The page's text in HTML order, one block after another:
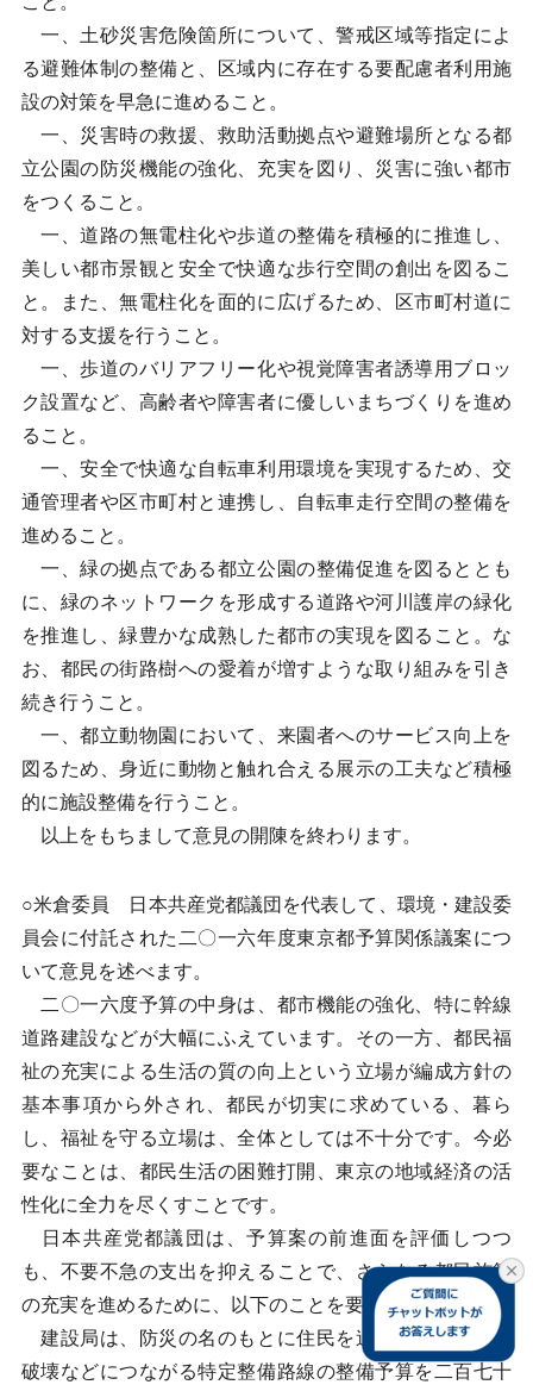
一、土砂災害危険箇所について、警戒区域等指定によ
る避難体制の整備と、区域内に存在する要配慮者利用施
設の対策を早急に進めること。
一、災害時の救援、救助活動拠点や避難場所となる都
立公園の防災機能の強化、充実を図り、災害に強い都市
をつくること。
一、道路の無電柱化や歩道の整備を積極的に推進し、
美しい都市景観と安全で快適な歩行空間の創出を図るこ
と。また、無電柱化を面的に広げるため、区市町村道に
対する支援を行うこと。
一、歩道のバリアフリー化や視覚障害者誘導用ブロッ
ク設置など、高齢者や障害者に優しいまちづくりを進め
ること。
一、安全で快適な自転車利用環境を実現するため、交
通管理者や区市町村と連携し、自転車走行空間の整備を
進めること。
一、緑の拠点である都立公園の整備促進を図るととも
に、緑のネットワークを形成する道路や河川護岸の緑化
を推進し、緑豊かな成熟した都市の実現を図ること。な
お、都民の街路樹への愛着が増すような取り組みを引き
続き行うこと。
一、都立動物園において、来園者へのサービス向上を
図るため、身近に動物と触れ合える展示の工夫など積極
的に施設整備を行うこと。
以上をもちまして意見の開陳を終わります。
○米倉委員 日本共産党都議団を代表して、環境・建設委
員会に付託された二〇一六年度東京都予算関係議案につ
いて意見を述べます。
二〇一六度予算の中身は、都市機能の強化、特に幹線
道路建設などが大幅にふえています。その一方、都民福
祉の充実による生活の質の向上という立場が編成方針の
基本事項から外され、都民が切実に求めている、暮ら
し、福祉を守る立場は、全体としては不十分です。今必
要なことは、都民生活の困難打開、東京の地域経済の活
性化に全力を尽くすことです。
日本共産党都議団は、予算案の前進面を評価しつつ
も、不要不急の支出を抑えることで、さらなる都民施策
の充実を進めるために、以下のことを要望いたします。
建設局は、防災の名のもとに住民を追い出し、商店街
破壊などにつながる特定整備路線の整備予算を二百七十